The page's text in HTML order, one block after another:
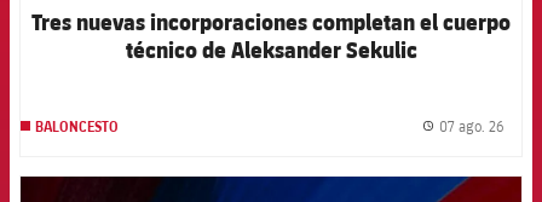
Tres nuevas incorporaciones completan el cuerpo
técnico de Aleksander Sekulic
BALONCESTO 07 ago. 26